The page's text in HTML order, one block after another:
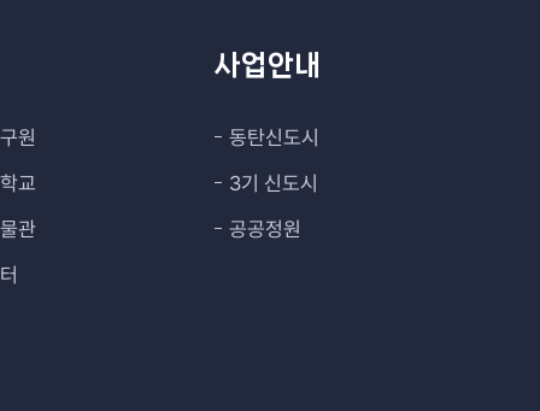
원
교
관
사업안내
동탄신도시
3기 신도시
공공정원